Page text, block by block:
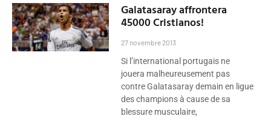
Galatasaray affrontera
45000 Cristianos!
27 novembre 2013
Si l’international portugais ne
jouera malheureusement pas
contre Galatasaray demain en ligue
des champions à cause de sa
blessure musculaire,